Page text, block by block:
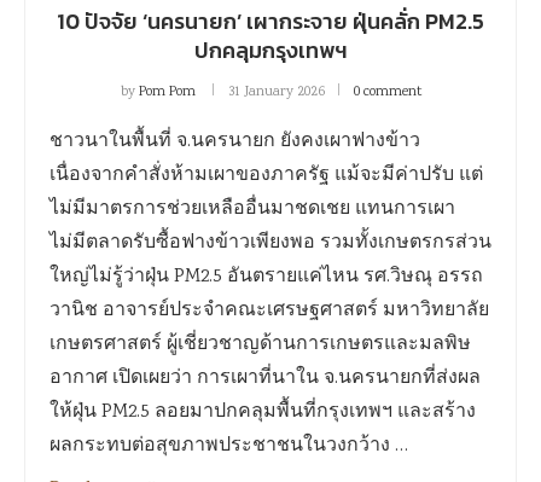
10 ปัจจัย ‘นครนายก’ เผากระจาย ฝุ่นคลั่ก PM2.5
ปกคลุมกรุงเทพฯ
byPom Pom 31 January 2026 0 comment
ชาวนาในพื้นที่ จ.นครนายก ยังคงเผาฟางข้าว
เนื่องจากคำสั่งห้ามเผาของภาครัฐ แม้จะมีค่าปรับ แต่
ไม่มีมาตรการช่วยเหลืออื่นมาชดเชย แทนการเผา
ไม่มีตลาดรับซื้อฟางข้าวเพียงพอ รวมทั้งเกษตรกรส่วน
ใหญ่ไม่รู้ว่าฝุ่น PM2.5 อันตรายแค่ไหน รศ.วิษณุ อรรถ
วานิช อาจารย์ประจำคณะเศรษฐศาสตร์ มหาวิทยาลัย
เกษตรศาสตร์ ผู้เชี่ยวชาญด้านการเกษตรและมลพิษ
อากาศ เปิดเผยว่า การเผาที่นาใน จ.นครนายกที่ส่งผล
ให้ฝุ่น PM2.5 ลอยมาปกคลุมพื้นที่กรุงเทพฯ และสร้าง
ผลกระทบต่อสุขภาพประชาชนในวงกว้าง …